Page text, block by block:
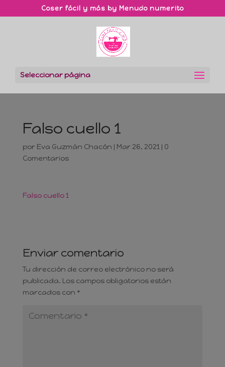
Coser fácil y más by Menudo numerito
Seleccionar página
Falso cuello 1
por Eva Guzmán Chacón | Mar 26, 2021| 0
Comentarios
Falso cuello 1
Enviar comentario
Tu dirección de correo electrónico no será
publicada. Los campos obligatorios están
marcados con *